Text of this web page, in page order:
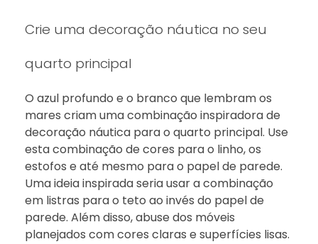
Crie uma decoração náutica no seu
quarto principal
O azul profundo e o branco que lembram os
mares criam uma combinação inspiradora de
decoração náutica para o quarto principal. Use
esta combinação de cores para o linho, os
estofos e até mesmo para o papel de parede.
Uma ideia inspirada seria usar a combinação
em listras para o teto ao invés do papel de
parede. Além disso, abuse dos móveis
planejados com cores claras e superfícies lisas.